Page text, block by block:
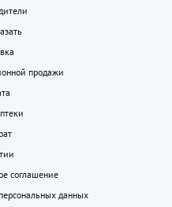
продажи
соглашение
данных